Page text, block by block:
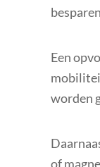
Een
worden
of